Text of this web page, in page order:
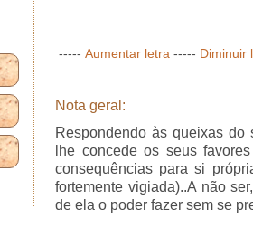
----- Aumentar letra ----- Diminuir
Nota geral:
Respondendo às queixas
lhe concede os seus
consequências para si
fortemente vigiada)..A não
de ela o poder fazer sem se